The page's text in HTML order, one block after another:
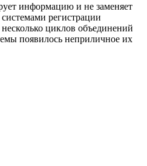
информацию и не заменяет
регистрации
циклов объединений
появилось неприличное их